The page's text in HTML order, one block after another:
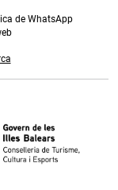
de WhatsApp